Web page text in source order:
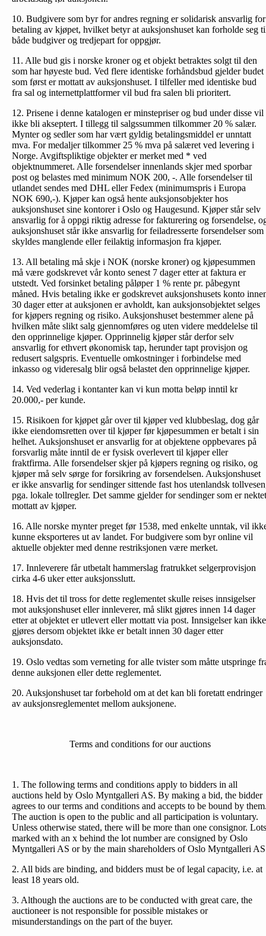
10. Budgivere som byr for andres regning er solidarisk ansvarlig for
betaling av kjøpet, hvilket betyr at auksjonshuset kan forholde seg
både budgiver og tredjepart for oppgjør.
11. Alle bud gis i norske kroner og et objekt betraktes solgt til den
som har høyeste bud. Ved flere identiske forhåndsbud gjelder budet
som først er mottatt av auksjonshuset. I tilfeller med identiske bud
fra sal og internettplattformer vil bud fra salen bli prioritert.
12. Prisene i denne katalogen er minstepriser og bud under disse vil
ikke bli akseptert. I tillegg til salgssummen tilkommer 20 % salær.
Mynter og sedler som har vært gyldig betalingsmiddel er unntatt
mva. For medaljer tilkommer 25 % mva på salæret ved levering i
Norge. Avgiftspliktige objekter er merket med * ved
objektnummeret. Alle forsendelser innenlands skjer med sporbar
post og belastes med minimum NOK 200, -. Alle forsendelser til
utlandet sendes med DHL eller Fedex (minimumspris i Europa
NOK 690,-). Kjøper kan også hente auksjonsobjekter hos
auksjonshuset sine kontorer i Oslo og Haugesund. Kjøper står selv
ansvarlig for å oppgi riktig adresse for fakturering og forsendelse,
auksjonshuset står ikke ansvarlig for feiladresserte forsendelser som
skyldes manglende eller feilaktig informasjon fra kjøper.
13. All betaling må skje i NOK (norske kroner) og kjøpesummen
må være godskrevet vår konto senest 7 dager etter at faktura er
utstedt. Ved forsinket betaling påløper 1 % rente pr. påbegynt
måned. Hvis betaling ikke er godskrevet auksjonshusets konto
30 dager etter at auksjonen er avholdt, kan auksjonsobjektet selges
for kjøpers regning og risiko. Auksjonshuset bestemmer alene på
hvilken måte slikt salg gjennomføres og uten videre meddelelse til
den opprinnelige kjøper. Opprinnelig kjøper står derfor selv
ansvarlig for ethvert økonomisk tap, herunder tapt provisjon og
redusert salgspris. Eventuelle omkostninger i forbindelse med
inkasso og videresalg blir også belastet den opprinnelige kjøper.
14. Ved vederlag i kontanter kan vi kun motta beløp inntil kr
20.000,- per kunde.
15. Risikoen for kjøpet går over til kjøper ved klubbeslag, dog går
ikke eiendomsretten over til kjøper før kjøpesummen er betalt i sin
helhet. Auksjonshuset er ansvarlig for at objektene oppbevares på
forsvarlig måte inntil de er fysisk overlevert til kjøper eller
fraktfirma. Alle forsendelser skjer på kjøpers regning og risiko, og
kjøper må selv sørge for forsikring av forsendelsen. Auksjonshuset
er ikke ansvarlig for sendinger sittende fast hos utenlandsk
pga. lokale tollregler. Det samme gjelder for sendinger som er nektet
mottatt av kjøper.
16. Alle norske mynter preget før 1538, med enkelte unntak, vil
kunne eksporteres ut av landet. For budgivere som byr online vil
aktuelle objekter med denne restriksjonen være merket.
17. Innleverere får utbetalt hammerslag fratrukket selgerprovisjon
cirka 4-6 uker etter auksjonsslutt.
18. Hvis det til tross for dette reglementet skulle reises inn­sigelser
mot auksjonshuset eller innleverer, må slikt gjøres innen 14 dager
etter at objektet er utlevert eller mottatt via post. Innsigelser kan ikke
gjøres dersom objektet ikke er betalt innen 30 dager etter
auksjonsdato.
19. Oslo vedtas som verneting for alle tvister som måtte utspringe
denne auksjonen eller dette reglementet.
20. Auksjonshuset tar forbehold om at det kan bli foretatt endringer
av auksjonsreglementet mellom auksjonene.
Terms and conditions for our auctions
1. The following terms and conditions apply to bidders in all
auctions held by Oslo Myntgalleri AS. By making a bid, the bidder
agrees to our terms and conditions and accepts to be bound by
The auction is open to the public and all participation is voluntary.
Unless otherwise stated, there will be more than one consignor. Lots
marked with an x behind the lot number are consigned by Oslo
Myntgalleri AS or by the main shareholders of Oslo Myntgalleri
2. All bids are binding, and bidders must be of legal capacity, i.e. at
least 18 years old.
3. Although the auctions are to be conducted with great care, the
auctioneer is not responsible for possible mistakes or
misunderstandings on the part of the buyer.